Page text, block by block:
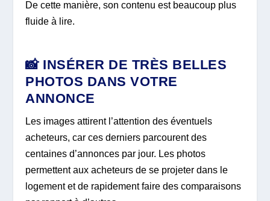
De cette manière, son contenu est beaucoup plus
fluide à lire.
📸 INSÉRER DE TRÈS BELLES
PHOTOS DANS VOTRE
ANNONCE
Les images attirent l’attention des éventuels
acheteurs, car ces derniers parcourent des
centaines d’annonces par jour. Les photos
permettent aux acheteurs de se projeter dans le
logement et de rapidement faire des comparaisons